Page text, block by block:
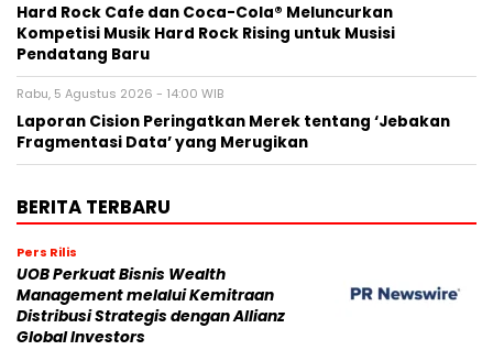
Hard Rock Cafe dan Coca-Cola® Meluncurkan
Kompetisi Musik Hard Rock Rising untuk Musisi
Pendatang Baru
Rabu, 5 Agustus 2026 - 14:00 WIB
Laporan Cision Peringatkan Merek tentang ‘Jebakan
Fragmentasi Data’ yang Merugikan
BERITA TERBARU
Pers Rilis
UOB Perkuat Bisnis Wealth
Management melalui Kemitraan
Distribusi Strategis dengan Allianz
Global Investors